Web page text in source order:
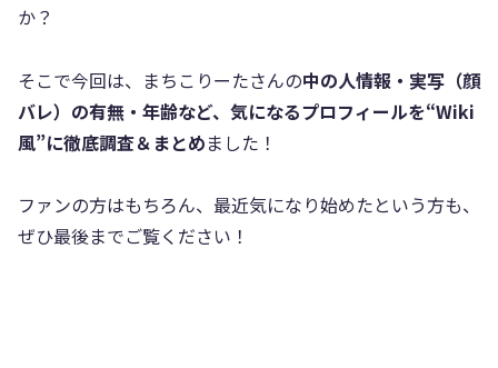
か？
そこで今回は、まちこりーたさんの中の人情報・実写（顔
バレ）の有無・年齢など、気になるプロフィールを“Wiki
風”に徹底調査＆まとめました！
ファンの方はもちろん、最近気になり始めたという方も、
ぜひ最後までご覧ください！